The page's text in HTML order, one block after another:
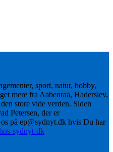
sport, natur, hobby,
mere fra Aabenraa, Haderslev,
store vide verden. Siden
Petersen, der er
på ep@sydnyt.dk hvis Du har
sydnyt-dk